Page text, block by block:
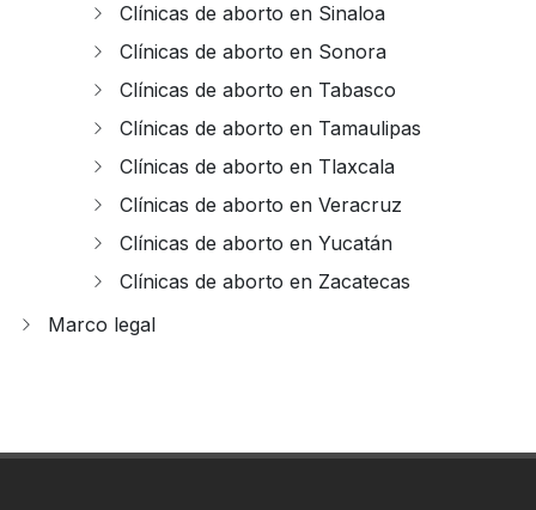
Clínicas de aborto en Sinaloa
Clínicas de aborto en Sonora
Clínicas de aborto en Tabasco
Clínicas de aborto en Tamaulipas
Clínicas de aborto en Tlaxcala
Clínicas de aborto en Veracruz
Clínicas de aborto en Yucatán
Clínicas de aborto en Zacatecas
Marco legal